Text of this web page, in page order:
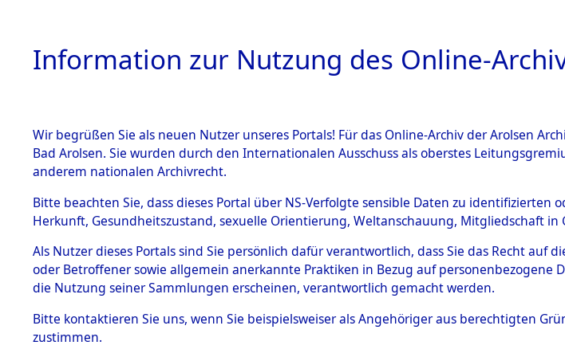
HOME BESTANDSBESCHREIBUNG ARCHIVALE
BESTÄNDE
Inhaftierungsdoku
mente
5. Verschiedenes
Todesmärsche
5.3.1 Alliierte
Ermittlungen zu den Orten
0001 (84601280)→0047
0047
Information zur Nutzung des Online-
Wir begrüßen Sie als neuen Nutzer unseres Portals! Für das Online-Archiv der Arolsen
Bad Arolsen. Sie wurden durch den Internationalen Ausschuss als oberstes
anderem nationalen Archivrecht.
Bitte beachten Sie, dass dieses Portal über NS-Verfolgte sensible Daten zu
Herkunft, Gesundheitszustand, sexuelle Orientierung, Weltanschauung, Mitgliedschaft
Als Nutzer dieses Portals sind Sie persönlich dafür verantwortlich, dass Sie das Recht
oder Betroffener sowie allgemein anerkannte Praktiken in Bezug auf
die Nutzung seiner Sammlungen erscheinen, verantwortlich gemacht werden.
Bitte kontaktieren Sie uns, wenn Sie beispielsweiser als Angehöriger aus berechtigten
zustimmen.